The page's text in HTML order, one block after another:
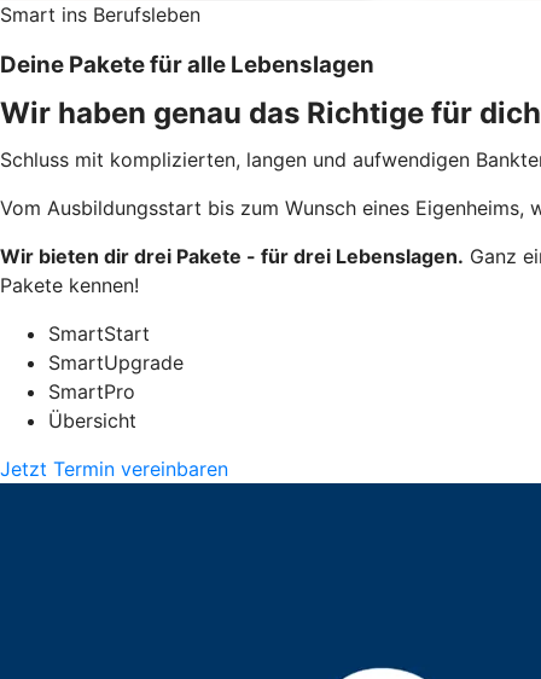
Smart ins Berufsleben
Deine Pakete für alle Lebenslagen
Wir haben genau das Richtige für
Schluss mit komplizierten, langen und aufwendigen
Vom Ausbildungsstart bis zum Wunsch eines Eigenheims,
Wir bieten dir drei Pakete - für drei Lebenslagen. Ganz
Pakete kennen!
SmartStart
SmartUpgrade
SmartPro
Übersicht
Jetzt Termin vereinbaren